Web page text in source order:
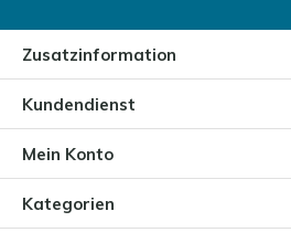
Zusatzinformation
Kundendienst
Mein Konto
Kategorien